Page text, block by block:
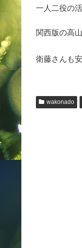
一人二役の
関西版の高
衛藤さんも
wakonado